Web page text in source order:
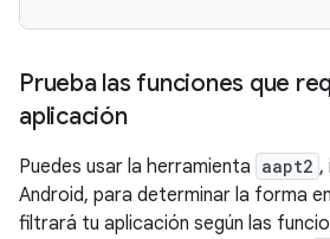
Prueba las funciones que
aplicación
Puedes usar la herramienta aapt2 ,
Android, para determinar la forma
filtrará tu aplicación según las